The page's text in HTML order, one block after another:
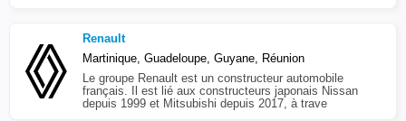
Renault
Martinique, Guadeloupe, Guyane, Réunion
Le groupe Renault est un constructeur automobile
français. Il est lié aux constructeurs japonais Nissan
depuis 1999 et Mitsubishi depuis 2017, à trave